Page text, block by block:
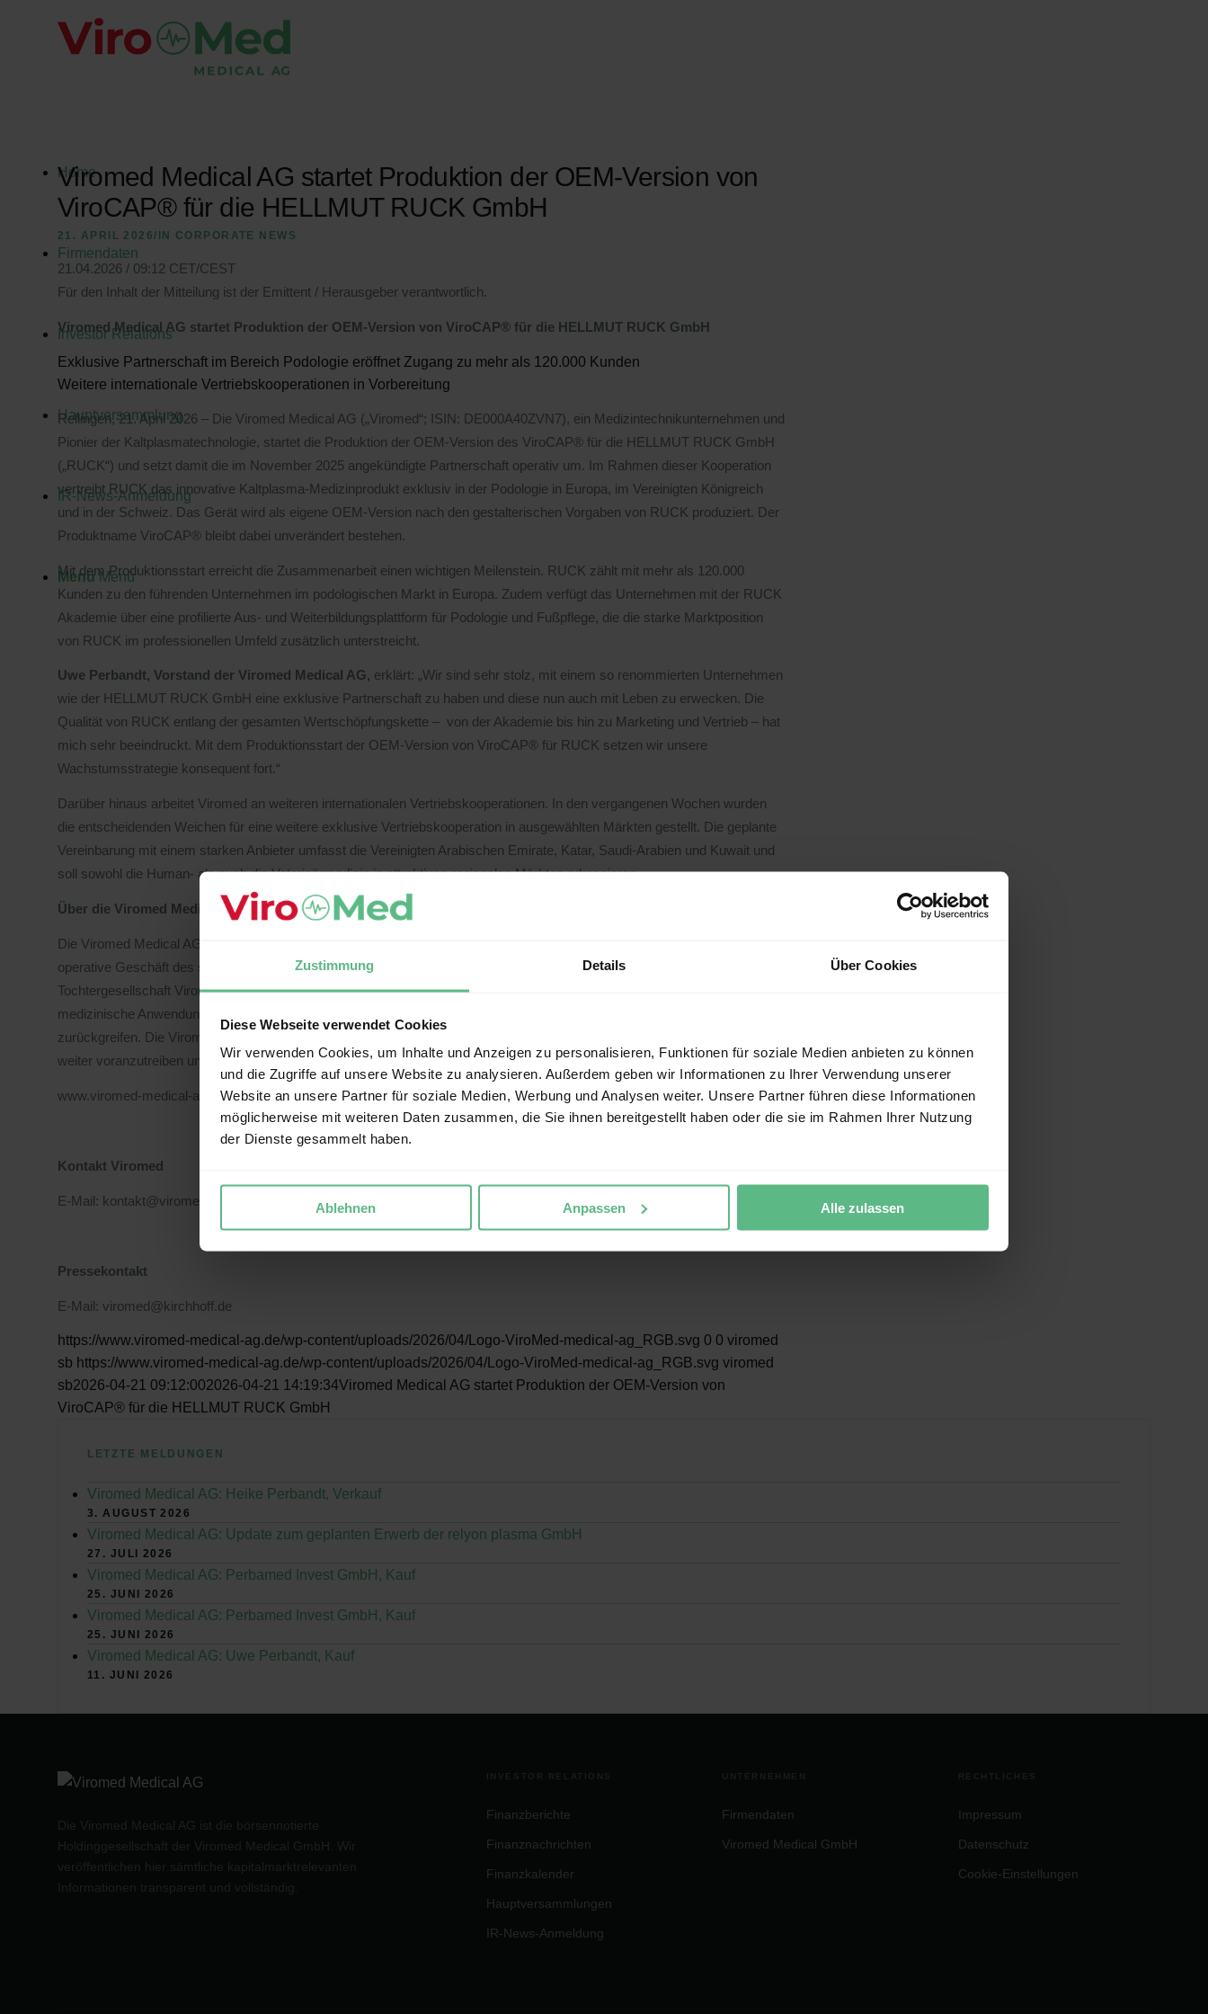
Zustimmung Details Über Cookies
Diese Webseite verwendet Cookies
Wir verwenden Cookies, um Inhalte und Anzeigen zu personalisieren, Funktionen für soziale Medien anbieten zu können
und die Zugriffe auf unsere Website zu analysieren. Außerdem geben wir Informationen zu Ihrer Verwendung unserer
Website an unsere Partner für soziale Medien, Werbung und Analysen weiter. Unsere Partner führen diese Informationen
möglicherweise mit weiteren Daten zusammen, die Sie ihnen bereitgestellt haben oder die sie im Rahmen Ihrer Nutzung
der Dienste gesammelt haben.
Ablehnen Anpassen Alle zulassen
Home
Firmendaten
Investor Relations
Hauptversammlung
IR-News-Anmeldung
Menü Menü
Viromed Medical AG startet Produktion der OEM-Version von
ViroCAP® für die HELLMUT RUCK GmbH
21. APRIL 2026/ IN CORPORATE NEWS
21.04.2026 / 09:12 CET/CEST
Für den Inhalt der Mitteilung ist der Emittent / Herausgeber verantwortlich.
Viromed Medical AG startet Produktion der OEM-Version von ViroCAP® für die HELLMUT RUCK GmbH
Exklusive Partnerschaft im Bereich Podologie eröffnet Zugang zu mehr als 120.000 Kunden
Weitere internationale Vertriebskooperationen in Vorbereitung
Rellingen, 21. April 2026 – Die Viromed Medical AG („Viromed“; ISIN: DE000A40ZVN7), ein Medizintechnikunternehmen und
Pionier der Kaltplasmatechnologie, startet die Produktion der OEM-Version des ViroCAP® für die HELLMUT RUCK GmbH
(„RUCK“) und setzt damit die im November 2025 angekündigte Partnerschaft operativ um. Im Rahmen dieser Kooperation
vertreibt RUCK das innovative Kaltplasma-Medizinprodukt exklusiv in der Podologie in Europa, im Vereinigten Königreich
und in der Schweiz. Das Gerät wird als eigene OEM-Version nach den gestalterischen Vorgaben von RUCK produziert. Der
Produktname ViroCAP® bleibt dabei unverändert bestehen.
Mit dem Produktionsstart erreicht die Zusammenarbeit einen wichtigen Meilenstein. RUCK zählt mit mehr als 120.000
Kunden zu den führenden Unternehmen im podologischen Markt in Europa. Zudem verfügt das Unternehmen mit der RUCK
Akademie über eine profilierte Aus- und Weiterbildungsplattform für Podologie und Fußpflege, die die starke Marktposition
von RUCK im professionellen Umfeld zusätzlich unterstreicht.
Uwe Perbandt, Vorstand der Viromed Medical AG, erklärt: „Wir sind sehr stolz, mit einem so renommierten Unternehmen
wie der HELLMUT RUCK GmbH eine exklusive Partnerschaft zu haben und diese nun auch mit Leben zu erwecken. Die
Qualität von RUCK entlang der gesamten Wertschöpfungskette – von der Akademie bis hin zu Marketing und Vertrieb – hat
mich sehr beeindruckt. Mit dem Produktionsstart der OEM-Version von ViroCAP® für RUCK setzen wir unsere
Wachstumsstrategie konsequent fort.“
Darüber hinaus arbeitet Viromed an weiteren internationalen Vertriebskooperationen. In den vergangenen Wochen wurden
die entscheidenden Weichen für eine weitere exklusive Vertriebskooperation in ausgewählten Märkten gestellt. Die geplante
Vereinbarung mit einem starken Anbieter umfasst die Vereinigten Arabischen Emirate, Katar, Saudi-Arabien und Kuwait und
soll sowohl die Human- als auch die Veterinärmedizin in attraktiven regionalen Märkten adressieren.
Über die Viromed Medical AG
Die Viromed Medical AG ist auf die Entwicklung, die Herstellung und den Vertrieb von Medizinprodukten spezialisiert. Das
operative Geschäft des seit Oktober 2022 börsennotierten Unternehmens konzentriert sich über die 100 %ige
Tochtergesellschaft Viromed Medical GmbH auf die Verbreitung der innovativen Kaltplasmatechnologie (KAP) für
medizinische Anwendungen. Dabei kann Viromed auf eine breite Kundenbasis in der DACH-Region und darüber hinaus
zurückgreifen. Die Viromed Medical AG verfolgt das Ziel, den Einsatz von KAP in der Medizin in den kommenden Jahren
weiter voranzutreiben und entsprechende Wachstumspotenziale zu realisieren.
www.viromed-medical-ag.de
Kontakt Viromed
E-Mail: kontakt@viromed-medical.de
Pressekontakt
E-Mail: viromed@kirchhoff.de
https://www.viromed-medical-ag.de/wp-content/uploads/2026/04/Logo-ViroMed-medical-ag_RGB.svg 0 0 viromed
sb https://www.viromed-medical-ag.de/wp-content/uploads/2026/04/Logo-ViroMed-medical-ag_RGB.svg viromed
sb2026-04-21 09:12:002026-04-21 14:19:34Viromed Medical AG startet Produktion der OEM-Version von
ViroCAP® für die HELLMUT RUCK GmbH
LETZTE MELDUNGEN
Viromed Medical AG: Heike Perbandt, Verkauf
3. AUGUST 2026
Viromed Medical AG: Update zum geplanten Erwerb der relyon plasma GmbH
27. JULI 2026
Viromed Medical AG: Perbamed Invest GmbH, Kauf
25. JUNI 2026
Viromed Medical AG: Perbamed Invest GmbH, Kauf
25. JUNI 2026
Viromed Medical AG: Uwe Perbandt, Kauf
11. JUNI 2026
Die Viromed Medical AG ist die börsennotierte
Holdinggesellschaft der Viromed Medical GmbH. Wir
veröffentlichen hier sämtliche kapitalmarktrelevanten
Informationen transparent und vollständig.
Finanzberichte
Finanznachrichten
Finanzkalender
Hauptversammlungen
IR-News-Anmeldung
Firmendaten
Viromed Medical GmbH
Impressum
Datenschutz
Cookie-Einstellungen